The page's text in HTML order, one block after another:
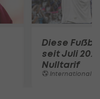
Diese
seit Juli
Nulltarif
International